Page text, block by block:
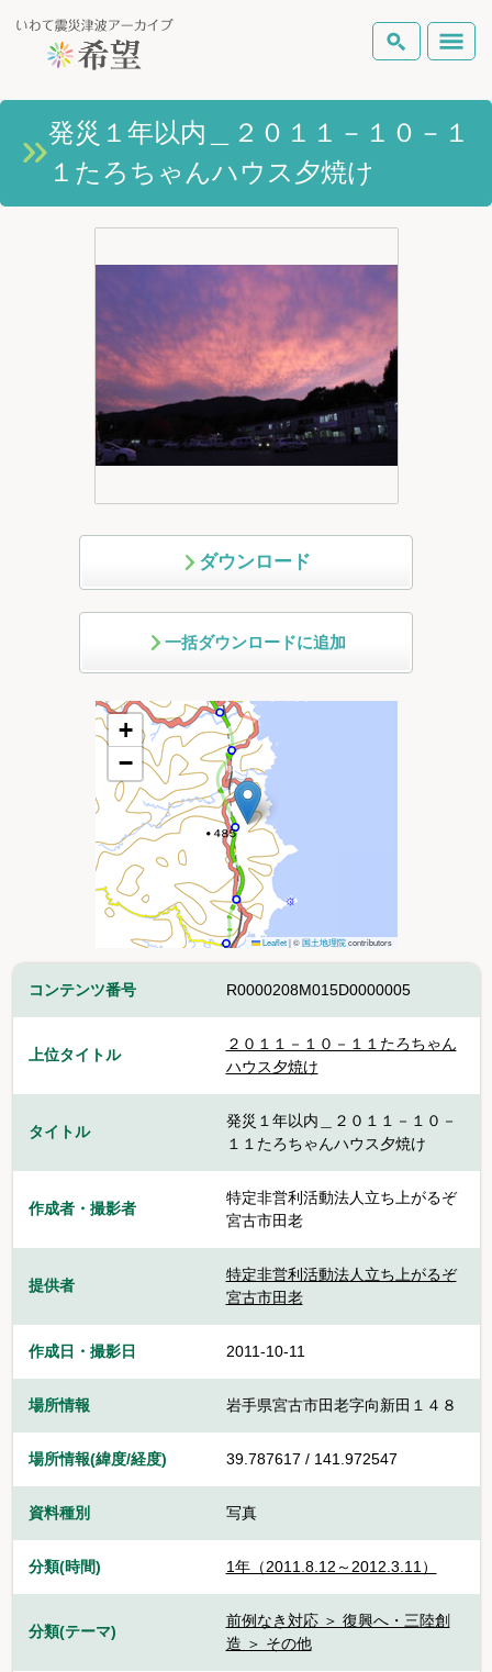
いわて震災津波アーカイブとは
岩手県の被害状況
Foreign Laguage
検索
発災１年以内＿２０１１－１０－１
１たろちゃんハウス夕焼け
ダウンロード
一括ダウンロードに追加
+
−
Leaflet |©国土地理院contributors
コンテンツ番号 R0000208M015D0000005
上位タイトル
２０１１－１０－１１たろちゃん
ハウス夕焼け
タイトル
発災１年以内＿２０１１－１０－
１１たろちゃんハウス夕焼け
作成者・撮影者
特定非営利活動法人立ち上がるぞ
宮古市田老
提供者
特定非営利活動法人立ち上がるぞ
宮古市田老
作成日・撮影日 2011-10-11
場所情報 岩手県宮古市田老字向新田１４８
場所情報(緯度/経度) 39.787617 / 141.972547
資料種別 写真
分類(時間) 1年（2011.8.12～2012.3.11）
分類(テーマ)
前例なき対応 ＞ 復興へ・三陸創
造 ＞ その他